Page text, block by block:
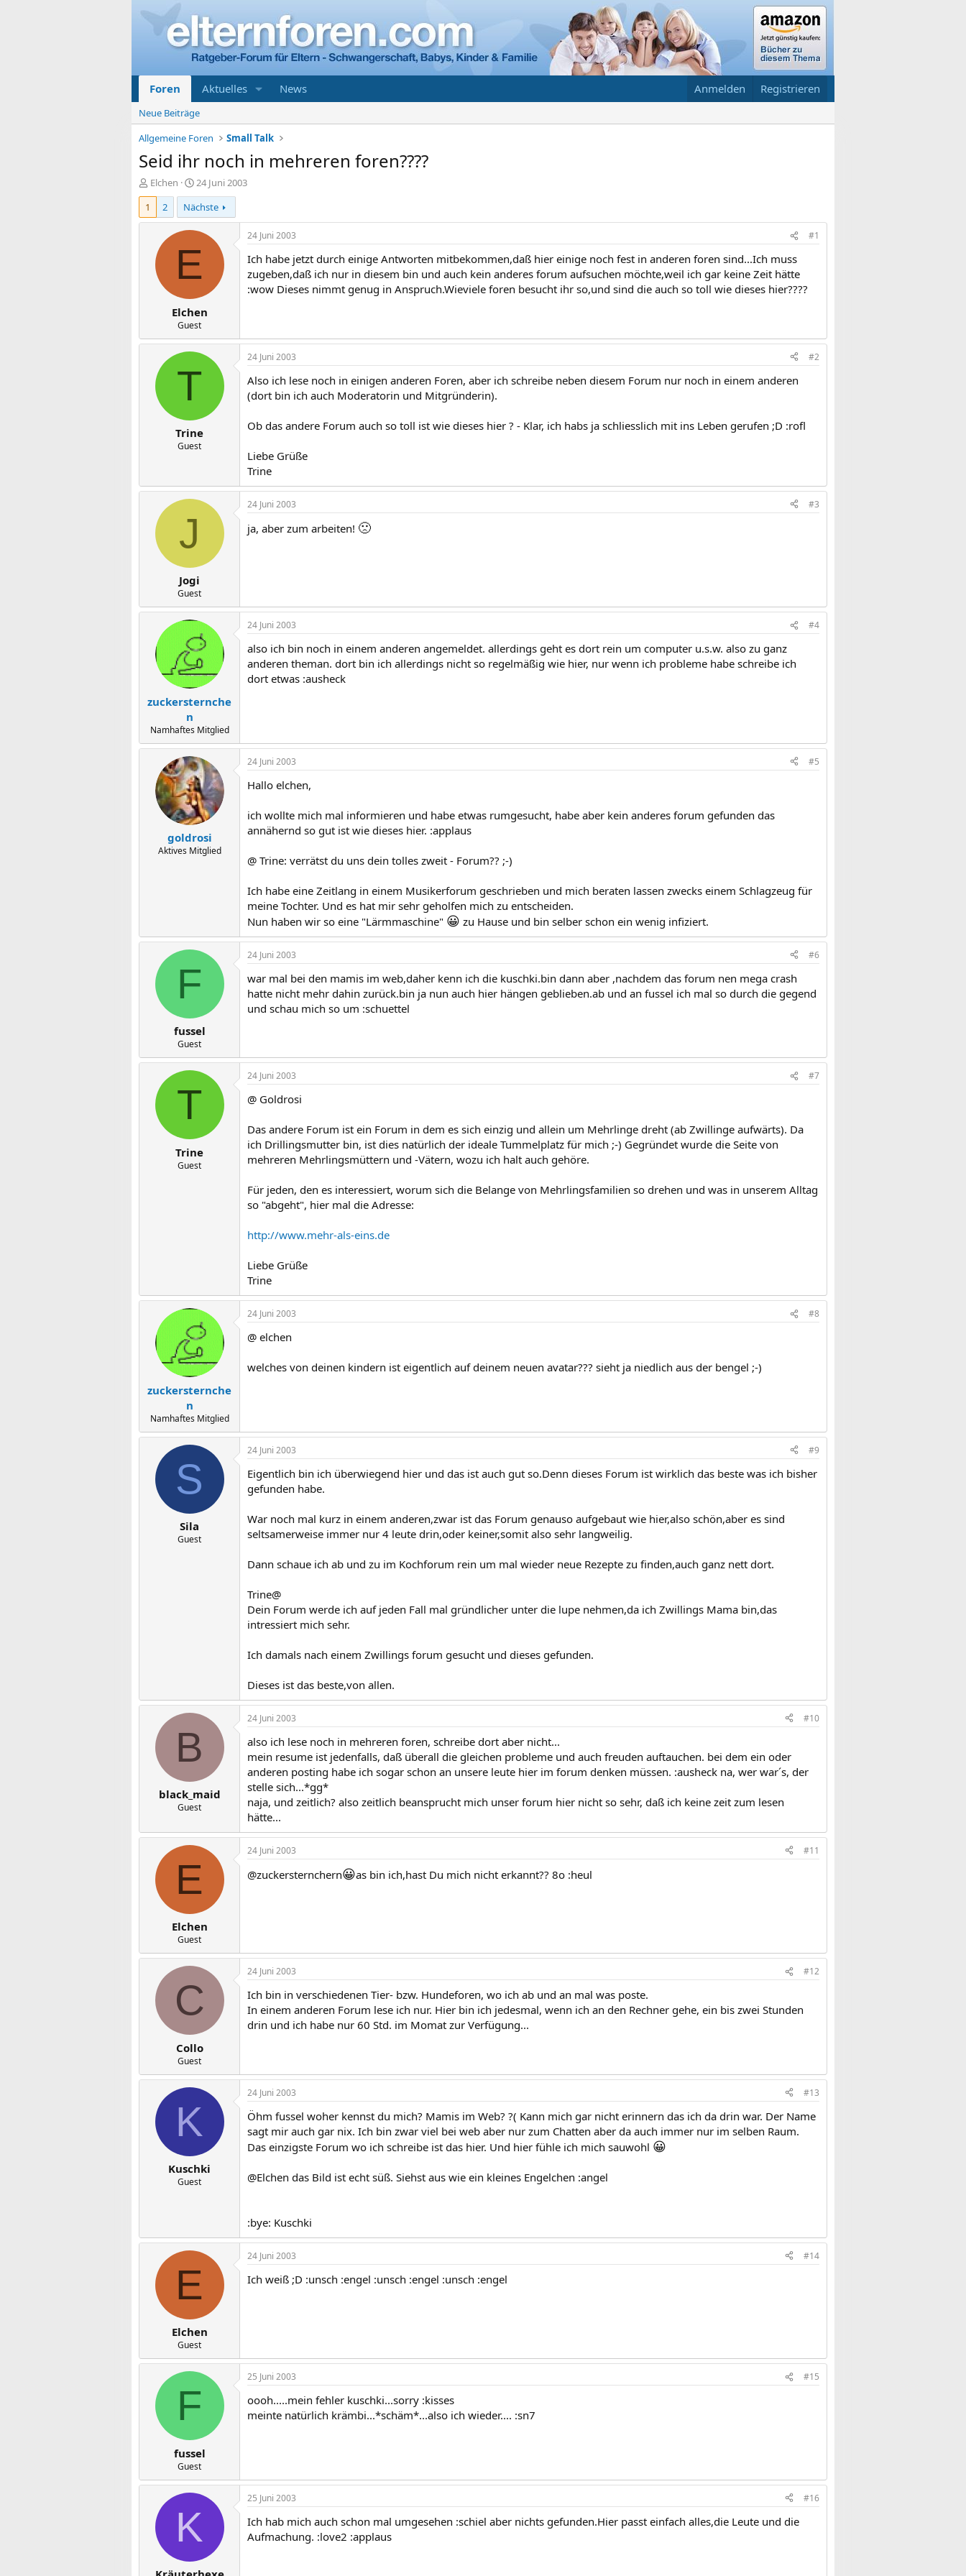
Foren Aktuelles News Anmelden Registrieren
Neue Beiträge
Allgemeine Foren
Small Talk
Seid ihr noch in mehreren foren????
E
r
t
Elchen
E
r
s
t
e
l
t
m
24 Juni 2003
1
2 Nächste
E
Elchen
Guest
24 Juni 2003 #1
Ich habe jetzt durch einige Antworten mitbekommen,daß hier einige noch fest in anderen foren sind...Ich muss
zugeben,daß ich nur in diesem bin und auch kein anderes forum aufsuchen möchte,weil ich gar keine Zeit hätte
:wow Dieses nimmt genug in Anspruch.Wieviele foren besucht ihr so,und sind die auch so toll wie dieses hier????
T
Trine
Guest
24 Juni 2003 #2
Also ich lese noch in einigen anderen Foren, aber ich schreibe neben diesem Forum nur noch in einem anderen
(dort bin ich auch Moderatorin und Mitgründerin).
Ob das andere Forum auch so toll ist wie dieses hier ? - Klar, ich habs ja schliesslich mit ins Leben gerufen ;D :rofl
Liebe Grüße
Trine
J
Jogi
Guest
24 Juni 2003 #3
ja, aber zum arbeiten! 🙁
zuckersternche
n
Namhaftes Mitglied
24 Juni 2003 #4
also ich bin noch in einem anderen angemeldet. allerdings geht es dort rein um computer u.s.w. also zu ganz
anderen theman. dort bin ich allerdings nicht so regelmäßig wie hier, nur wenn ich probleme habe schreibe ich
dort etwas :ausheck
goldrosi
Aktives Mitglied
24 Juni 2003 #5
Hallo elchen,
ich wollte mich mal informieren und habe etwas rumgesucht, habe aber kein anderes forum gefunden das
annähernd so gut ist wie dieses hier. :applaus
@ Trine: verrätst du uns dein tolles zweit - Forum?? ;-)
Ich habe eine Zeitlang in einem Musikerforum geschrieben und mich beraten lassen zwecks einem Schlagzeug für
meine Tochter. Und es hat mir sehr geholfen mich zu entscheiden.
Nun haben wir so eine "Lärmmaschine" 😀 zu Hause und bin selber schon ein wenig infiziert.
F
fussel
Guest
24 Juni 2003 #6
war mal bei den mamis im web,daher kenn ich die kuschki.bin dann aber ,nachdem das forum nen mega crash
hatte nicht mehr dahin zurück.bin ja nun auch hier hängen geblieben.ab und an fussel ich mal so durch die gegend
und schau mich so um :schuettel
T
Trine
Guest
24 Juni 2003 #7
@ Goldrosi
Das andere Forum ist ein Forum in dem es sich einzig und allein um Mehrlinge dreht (ab Zwillinge aufwärts). Da
ich Drillingsmutter bin, ist dies natürlich der ideale Tummelplatz für mich ;-) Gegründet wurde die Seite von
mehreren Mehrlingsmüttern und -Vätern, wozu ich halt auch gehöre.
Für jeden, den es interessiert, worum sich die Belange von Mehrlingsfamilien so drehen und was in unserem Alltag
so "abgeht", hier mal die Adresse:
http://www.mehr-als-eins.de
Liebe Grüße
Trine
zuckersternche
n
Namhaftes Mitglied
24 Juni 2003 #8
@ elchen
welches von deinen kindern ist eigentlich auf deinem neuen avatar??? sieht ja niedlich aus der bengel ;-)
S
Sila
Guest
24 Juni 2003 #9
Eigentlich bin ich überwiegend hier und das ist auch gut so.Denn dieses Forum ist wirklich das beste was ich bisher
gefunden habe.
War noch mal kurz in einem anderen,zwar ist das Forum genauso aufgebaut wie hier,also schön,aber es sind
seltsamerweise immer nur 4 leute drin,oder keiner,somit also sehr langweilig.
Dann schaue ich ab und zu im Kochforum rein um mal wieder neue Rezepte zu finden,auch ganz nett dort.
Trine@
Dein Forum werde ich auf jeden Fall mal gründlicher unter die lupe nehmen,da ich Zwillings Mama bin,das
intressiert mich sehr.
Ich damals nach einem Zwillings forum gesucht und dieses gefunden.
Dieses ist das beste,von allen.
B
black_maid
Guest
24 Juni 2003 #10
also ich lese noch in mehreren foren, schreibe dort aber nicht...
mein resume ist jedenfalls, daß überall die gleichen probleme und auch freuden auftauchen. bei dem ein oder
anderen posting habe ich sogar schon an unsere leute hier im forum denken müssen. :ausheck na, wer war´s, der
stelle sich...*gg*
naja, und zeitlich? also zeitlich beansprucht mich unser forum hier nicht so sehr, daß ich keine zeit zum lesen
hätte...
E
Elchen
Guest
24 Juni 2003 #11
@zuckersternchern😀as bin ich,hast Du mich nicht erkannt?? 8o :heul
C
Collo
Guest
24 Juni 2003 #12
Ich bin in verschiedenen Tier- bzw. Hundeforen, wo ich ab und an mal was poste.
In einem anderen Forum lese ich nur. Hier bin ich jedesmal, wenn ich an den Rechner gehe, ein bis zwei Stunden
drin und ich habe nur 60 Std. im Momat zur Verfügung...
K
Kuschki
Guest
24 Juni 2003 #13
Öhm fussel woher kennst du mich? Mamis im Web? ?( Kann mich gar nicht erinnern das ich da drin war. Der Name
sagt mir auch gar nix. Ich bin zwar viel bei web aber nur zum Chatten aber da auch immer nur im selben Raum.
Das einzigste Forum wo ich schreibe ist das hier. Und hier fühle ich mich sauwohl 😀
@Elchen das Bild ist echt süß. Siehst aus wie ein kleines Engelchen :angel
:bye: Kuschki
E
Elchen
Guest
24 Juni 2003 #14
Ich weiß ;D :unsch :engel :unsch :engel :unsch :engel
F
fussel
Guest
25 Juni 2003 #15
oooh.....mein fehler kuschki...sorry :kisses
meinte natürlich krämbi...*schäm*...also ich wieder.... :sn7
K
25 Juni 2003 #16
Ich hab mich auch schon mal umgesehen :schiel aber nichts gefunden.Hier passt einfach alles,die Leute und die
Aufmachung. :love2 :applaus